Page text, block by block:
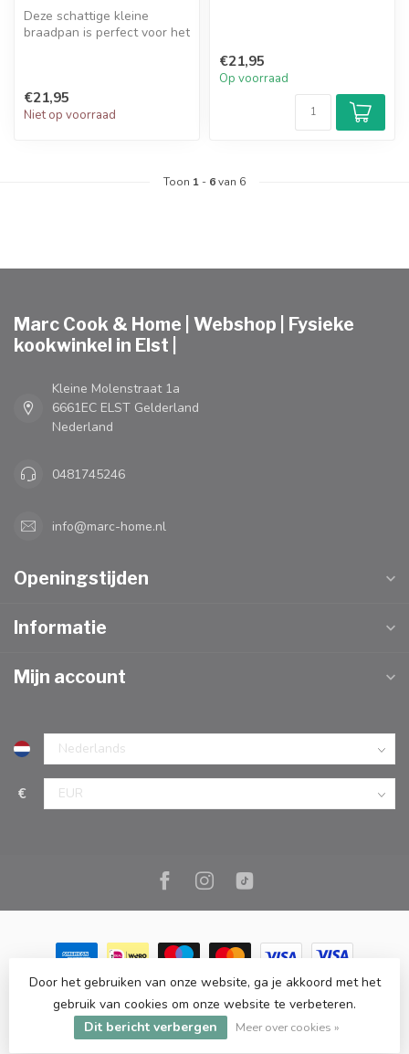
Deze schattige kleine
braadpan is perfect voor het
€21,95
Niet op voorraad
€21,95
Op voorraad
Toon 1 - 6van 6
Marc Cook & Home | Webshop | Fysieke
kookwinkel in Elst |
Kleine Molenstraat 1a
6661EC ELST Gelderland
Nederland
0481745246
info@marc-home.nl
Openingstijden
Informatie
Mijn account
€
© Copyright 2026 Marc Cook & Home | Webshop | Fysieke
kookwinkel in Elst |- Powered byLightspeed-Lightspeed design
byDyvelopment
Door het gebruiken van onze website, ga je akkoord met het
gebruik van cookies om onze website te verbeteren.
Dit bericht verbergen
Meer over cookies »